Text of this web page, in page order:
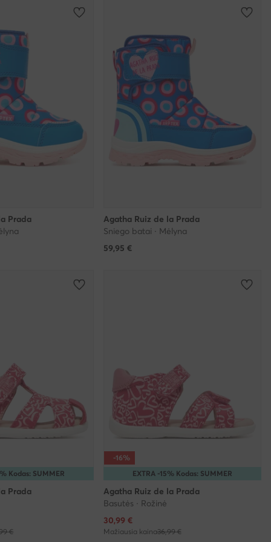
Prada
Agatha Ruiz de la Prada
Sniego batai · Mėlyna
59,95 €
Kodas: SUMMER
Prada
€
EXTRA -15% Kodas: SUMMER
-16%
Agatha Ruiz de la Prada
Basutės · Rožinė
Dabartinė kaina
30,99 €
Mažiausia kaina36,99 €